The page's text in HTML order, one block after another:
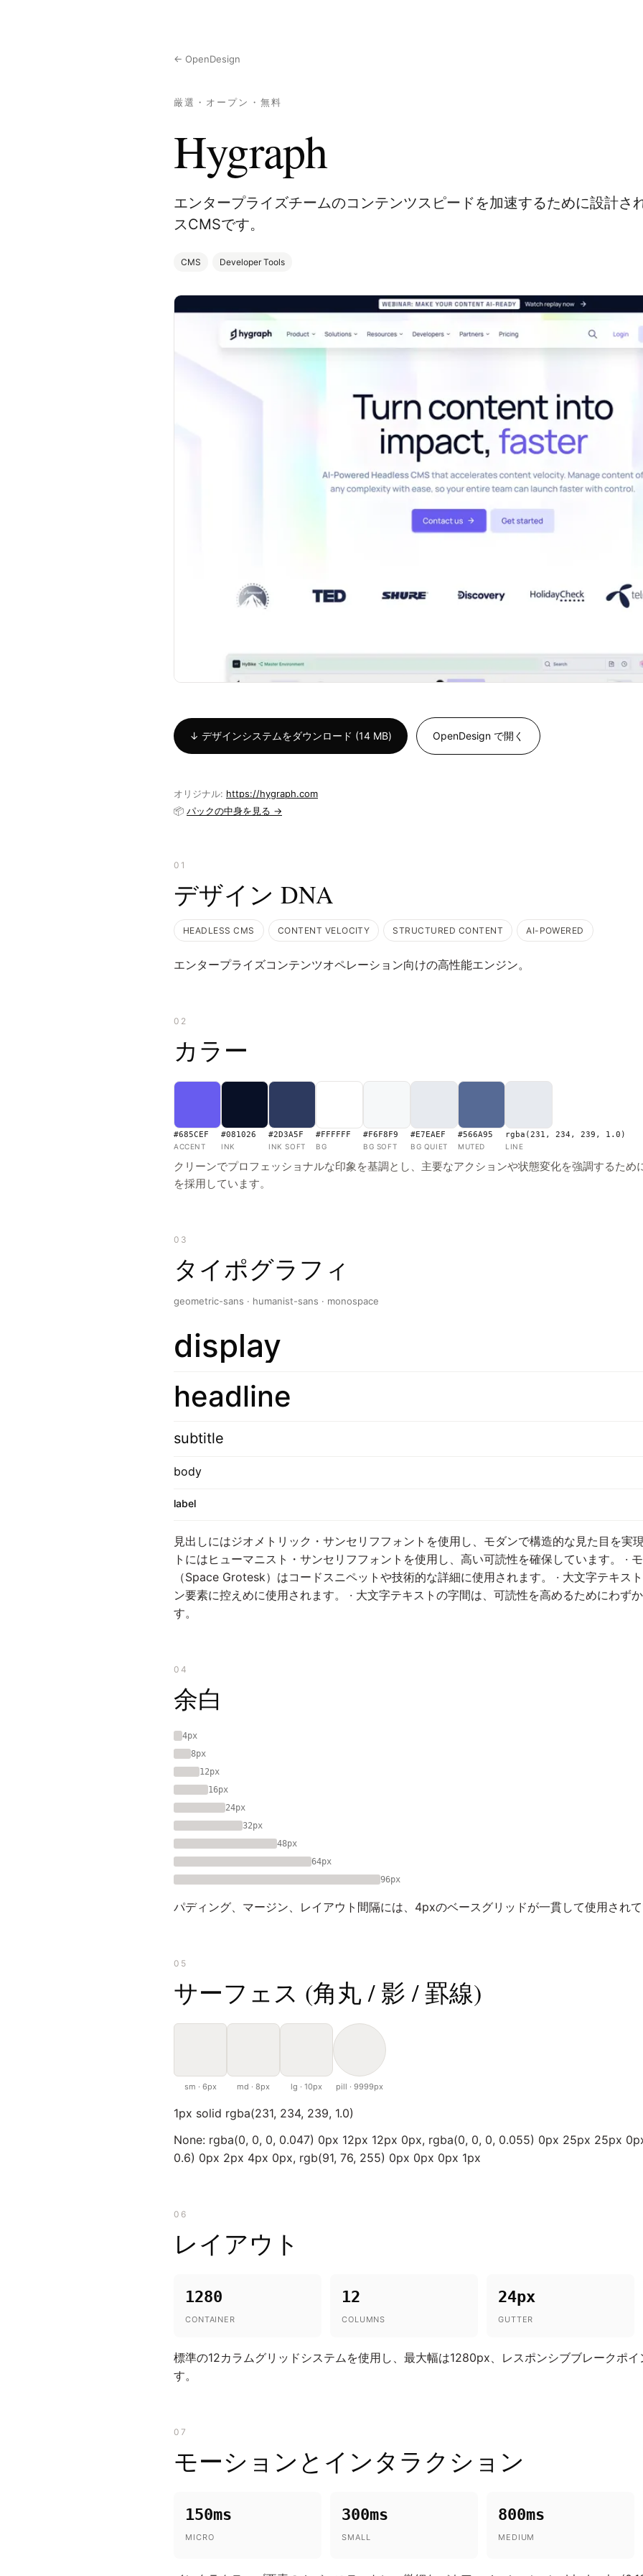
← OpenDesign
厳選・オープン・無料
Hygraph
エンタープライズチームのコンテンツスピードを加速するために設計さ
スCMSです。
CMS Developer Tools
↓ デザインシステムをダウンロード (14 MB) OpenDesign で開く
オリジナル: https://hygraph.com
📦 パックの中身を見る →
01
デザイン DNA
HEADLESS CMS CONTENT VELOCITY STRUCTURED CONTENT AI-POWERED
エンタープライズコンテンツオペレーション向けの高性能エンジン。
02
カラー
#685CEF
ACCENT
#081026
INK
#2D3A5F
INK SOFT
#FFFFFF
BG
#F6F8F9
BG SOFT
#E7EAEF
BG QUIET
#566A95
MUTED
rgba(231, 234, 239, 1.0)
LINE
クリーンでプロフェッショナルな印象を基調とし、主要なアクションや状態変化を強調するため
を採用しています。
03
タイポグラフィ
geometric-sans · humanist-sans · monospace
display
headline
subtitle
body
label
見出しにはジオメトリック・サンセリフフォントを使用し、モダンで構造的な見た目を実
トにはヒューマニスト・サンセリフフォントを使用し、高い可読性を確保しています。 ·
（Space Grotesk）はコードスニペットや技術的な詳細に使用されます。 · 大文字テキス
ン要素に控えめに使用されます。 · 大文字テキストの字間は、可読性を高めるためにわず
す。
04
余白
4px
8px
12px
16px
24px
32px
48px
64px
96px
パディング、マージン、レイアウト間隔には、4pxのベースグリッドが一貫して使用されて
05
サーフェス (角丸 / 影 / 罫線)
sm · 6px md · 8px lg · 10px pill · 9999px
1px solid rgba(231, 234, 239, 1.0)
None: rgba(0, 0, 0, 0.047) 0px 12px 12px 0px, rgba(0, 0, 0, 0.055) 0px 25px 25px
0.6) 0px 2px 4px 0px, rgb(91, 76, 255) 0px 0px 0px 1px
06
レイアウト
1280
CONTAINER
12
COLUMNS
24px
GUTTER
標準の12カラムグリッドシステムを使用し、最大幅は1280px、レスポンシブブレークポ
す。
07
モーションとインタラクション
150ms
MICRO
300ms
SMALL
800ms
MEDIUM